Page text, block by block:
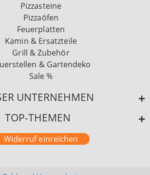
Pizzasteine
Pizzaöfen
Feuerplatten
Kamin & Ersatzteile
Grill & Zubehör
& Gartendeko
Sale %
UNTERNEHMEN
TOP-THEMEN
Widerruf einreichen